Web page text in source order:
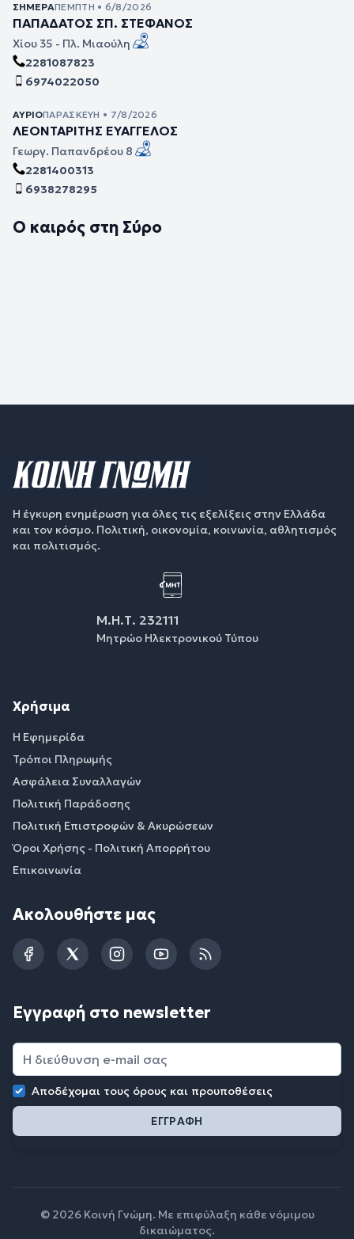
ΣΉΜΕΡΑΠΈΜΠΤΗ • 6/8/2026
ΠΑΠΑΔΑΤΟΣ ΣΠ. ΣΤΕΦΑΝΟΣ
Χίου 35 - Πλ. Μιαούλη
2281087823
6974022050
ΑΎΡΙΟΠΑΡΑΣΚΕΥΉ • 7/8/2026
ΛΕΟΝΤΑΡΙΤΗΣ ΕΥΑΓΓΕΛΟΣ
Γεωργ. Παπανδρέου 8
2281400313
6938278295
Ο καιρός στη Σύρο
Η έγκυρη ενημέρωση για όλες τις εξελίξεις στην Ελλάδα
και τον κόσμο. Πολιτική, οικονομία, κοινωνία, αθλητισμός
και πολιτισμός.
Μ.Η.Τ. 232111
Μητρώο Ηλεκτρονικού Τύπου
Χρήσιμα
Η Εφημερίδα
Τρόποι Πληρωμής
Ασφάλεια Συναλλαγών
Πολιτική Παράδοσης
Πολιτική Επιστροφών & Ακυρώσεων
Όροι Χρήσης - Πολιτική Απορρήτου
Επικοινωνία
Ακολουθήστε μας
FacebookTwitterInstagramYouTubeRSS
Εγγραφή στο newsletter
Αποδέχομαι τους όρους και προυποθέσεις
© 2026 Κοινή Γνώμη. Με επιφύλαξη κάθε νόμιμου
δικαιώματος.